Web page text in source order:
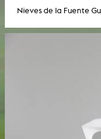
Nieves de la Fuente